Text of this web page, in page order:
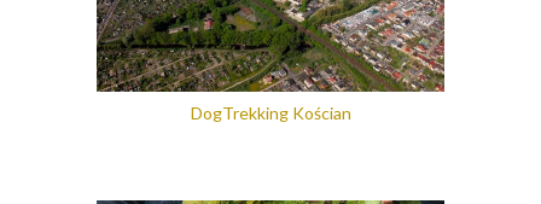
DogTrekking Kościan